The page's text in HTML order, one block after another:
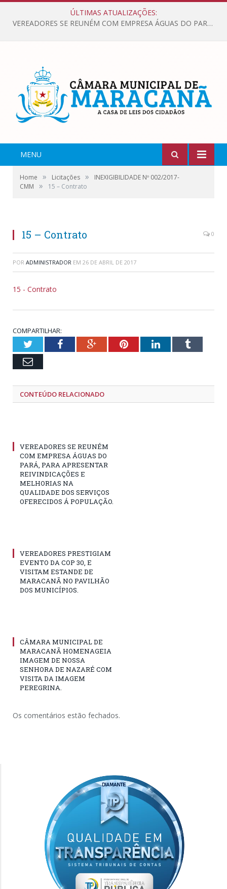
ÚLTIMAS ATUALIZAÇÕES:
VEREADORES SE REUNÉM COM EMPRESA ÁGUAS DO PARÁ, PARA APRESENTAR REIVINDICAÇÕES E MELHORIAS NA QUALIDADE DOS SERVIÇOS OFERECIDOS Á POPULAÇÃO.
MENU
Home » Licitações »
INEXIGIBILIDADE Nº 002/2017-
CMM
» 15 – Contrato
15 – Contrato 0
POR ADMINISTRADOR EM 26 DE ABRIL DE 2017
15 - Contrato
COMPARTILHAR:
TwitterFacebookGoogle+PinterestLinkedInTumblr
Email
CONTEÚDO RELACIONADO
VEREADORES SE REUNÉM
COM EMPRESA ÁGUAS DO
PARÁ, PARA APRESENTAR
REIVINDICAÇÕES E
MELHORIAS NA
QUALIDADE DOS SERVIÇOS
OFERECIDOS Á POPULAÇÃO.
VEREADORES PRESTIGIAM
EVENTO DA COP 30, E
VISITAM ESTANDE DE
MARACANÃ NO PAVILHÃO
DOS MUNICÍPIOS.
CÂMARA MUNICIPAL DE
MARACANÃ HOMENAGEIA
IMAGEM DE NOSSA
SENHORA DE NAZARÉ COM
VISITA DA IMAGEM
PEREGRINA.
Os comentários estão fechados.